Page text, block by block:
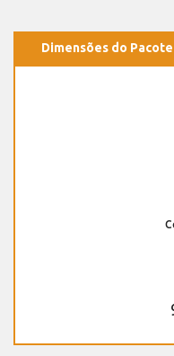
Dimensões do Pacote